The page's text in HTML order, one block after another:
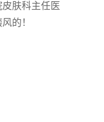
肤科主任医
的！